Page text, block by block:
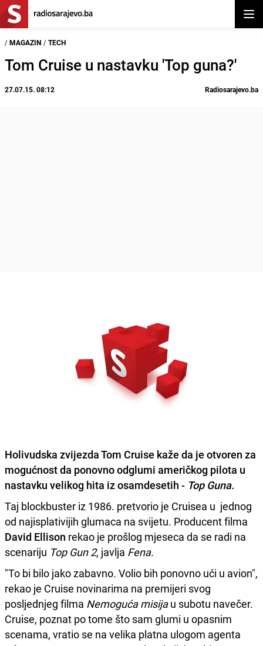
/ MAGAZIN / TECH
Tom Cruise u nastavku 'Top guna?'
27.07.15. 08:12 Radiosarajevo.ba
Holivudska zvijezdaTom Cruise kaže da je otvoren za
mogućnost da ponovno odglumi američkog pilota u
nastavku velikog hita iz osamdesetih - Top Guna.
Taj blockbuster iz 1986. pretvorio je Cruisea u jednog
od najisplativijih glumaca na svijetu. Producent filma
David Ellison rekao je prošlog mjeseca da se radi na
scenariju Top Gun 2, javlja Fena.
"To bi bilo jako zabavno. Volio bih ponovno ući u avion",
rekao je Cruise novinarima na premijeri svog
posljednjeg filma Nemoguća misijau subotu navečer.
Cruise, poznat po tome što sam glumi u opasnim
scenama, vratio se na velika platna ulogom agenta